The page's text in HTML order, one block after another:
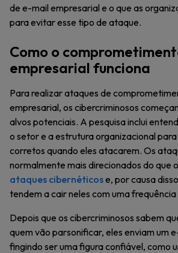
de e-mail empresarial e o que as
para evitar esse tipo de ataque.
Como o
empresarial funciona
Para realizar ataques de
empresarial, os cibercriminosos
alvos potenciais. A pesquisa inclui
o setor e a estrutura organizacional
corretos quando eles atacarem. Os
normalmente mais direcionados do que
ataques cibernéticose, por causa
tendem a cair neles com uma
Depois que os cibercriminosos sabem
quem vão parsonificar, eles enviam um
fingindo ser uma figura confiável, como